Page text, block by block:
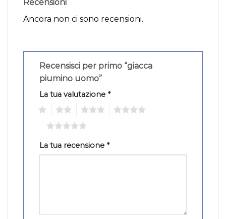
Recensioni
Ancora non ci sono recensioni.
Recensisci per primo “giacca
piumino uomo”
La tua valutazione *
La tua recensione *